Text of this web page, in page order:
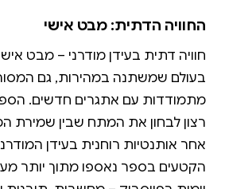
החוויה הדתית: מבט אישי
בעולם שמשתנה במהירות, גם
מתמודדות עם אתגרים חדשים.
רצון לבחון את המתח שבין שמירת
הקטעים בספר נאספו מתוך יותר